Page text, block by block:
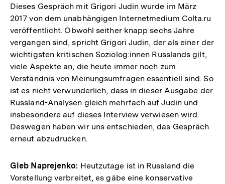
Dieses Gespräch mit Grigori Judin wurde im März
2017 von dem unabhängigen Internetmedium Colta.ru
veröffentlicht. Obwohl seither knapp sechs Jahre
vergangen sind, spricht Grigori Judin, der als einer der
wichtigsten kritischen Soziolog:innen Russlands gilt,
viele Aspekte an, die heute immer noch zum
Verständnis von Meinungsumfragen essentiell sind. So
ist es nicht verwunderlich, dass in dieser Ausgabe der
Russland-Analysen gleich mehrfach auf Judin und
insbesondere auf dieses Interview verwiesen wird.
Deswegen haben wir uns entschieden, das Gespräch
erneut abzudrucken.
Gleb Naprejenko: Heutzutage ist in Russland die
Vorstellung verbreitet, es gäbe eine konservative